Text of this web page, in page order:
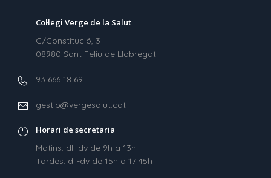
Col·legi Verge de la Salut
C/Constitució, 3
08980 Sant Feliu de Llobregat
93 666 18 69
gestio@vergesalut.cat
Horari de secretaria
Matins: dll-dv de 9h a 13h
Tardes: dll-dv de 15h a 17:45h